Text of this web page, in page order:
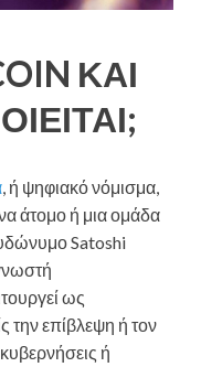
ΚΑΙ
, ή ψηφιακό νόμισμα,
άτομο ή μια ομάδα
Satoshi
ως
την επίβλεψη ή τον
ή